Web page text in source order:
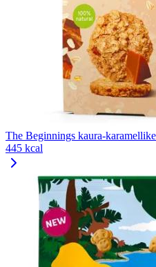
The Beginnings kaura-
445 kcal